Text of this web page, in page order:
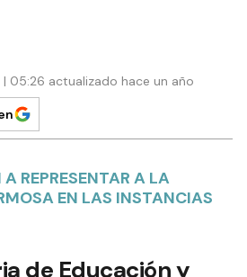
05:26 actualizado hace un año
REPRESENTAR A LA
EN LAS INSTANCIAS
de Educación y